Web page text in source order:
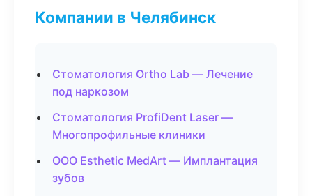
Компании в Челябинск
Стоматология Ortho Lab — Лечение
под наркозом
Стоматология ProfiDent Laser —
Многопрофильные клиники
ООО Esthetic MedArt — Имплантация
зубов